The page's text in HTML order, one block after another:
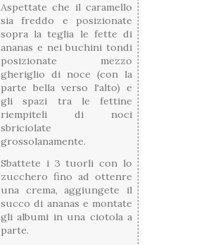
Aspettate che il caramello
sia freddo e posizionate
sopra la teglia le fette di
ananas e nei buchini tondi
posizionate mezzo
gheriglio di noce (con la
parte bella verso l'alto) e
gli spazi tra le fettine
riempiteli di noci
sbriciolate
grossolanamente.
Sbattete i 3 tuorli con lo
zucchero fino ad ottenre
una crema, aggiungete il
succo di ananas e montate
gli albumi in una ciotola a
parte.